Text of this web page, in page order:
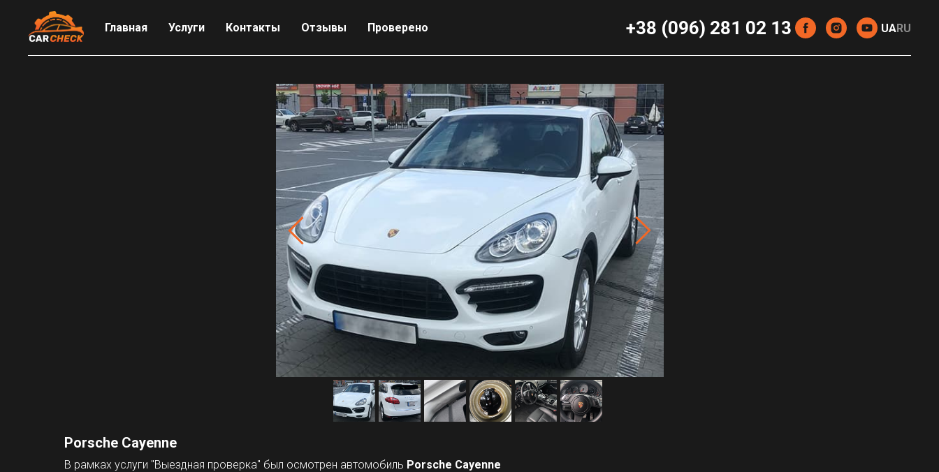
Главная Услуги Контакты Отзывы Проверено +38 (096) 281 02 13 UARU
Porsche Cayenne
В рамках услуги "Выездная проверка" был осмотрен автомобиль Porsche Cayenne